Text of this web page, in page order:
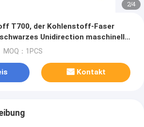
2/4
T700, der Kohlenstoff-Faser
Unidirection maschinell
MOQ：1PCS
Kontakt